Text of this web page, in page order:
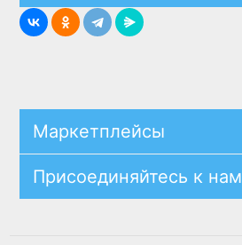
Маркетплейсы
Присоединяйтесь к нам